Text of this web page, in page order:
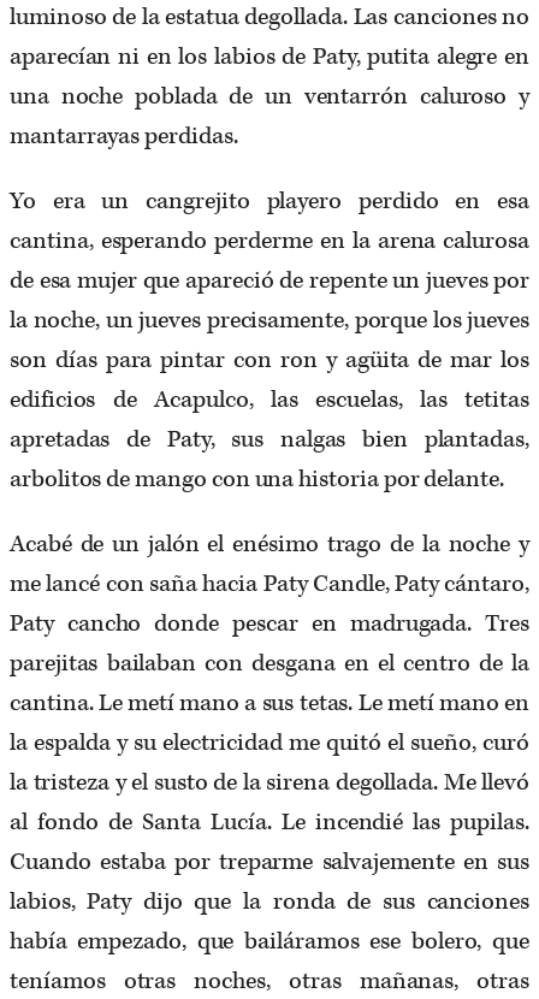
luminoso de la estatua degollada. Las canciones no
aparecían ni en los labios de Paty, putita alegre en
una noche poblada de un ventarrón caluroso y
mantarrayas perdidas.
Yo era un cangrejito playero perdido en esa
cantina, esperando perderme en la arena calurosa
de esa mujer que apareció de repente un jueves por
la noche, un jueves precisamente, porque los jueves
son días para pintar con ron y agüita de mar los
edificios de Acapulco, las escuelas, las tetitas
apretadas de Paty, sus nalgas bien plantadas,
arbolitos de mango con una historia por delante.
Acabé de un jalón el enésimo trago de la noche y
me lancé con saña hacia Paty Candle, Paty cántaro,
Paty cancho donde pescar en madrugada. Tres
parejitas bailaban con desgana en el centro de la
cantina. Le metí mano a sus tetas. Le metí mano en
la espalda y su electricidad me quitó el sueño, curó
la tristeza y el susto de la sirena degollada. Me llevó
al fondo de Santa Lucía. Le incendié las pupilas.
Cuando estaba por treparme salvajemente en sus
labios, Paty dijo que la ronda de sus canciones
había empezado, que bailáramos ese bolero, que
teníamos otras noches, otras mañanas, otras